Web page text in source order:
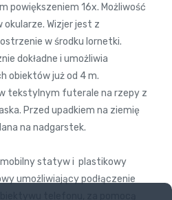
powiększeniem 16x. Możliwość
Wizjer jest z
w środku lornetki.
dokładne i umożliwia
obiektów już od 4 m.
tekstylnym futerale na rzepy z
Przed upadkiem na ziemię
na nadgarstek.
statyw i plastikowy
umożliwiający podłączenie